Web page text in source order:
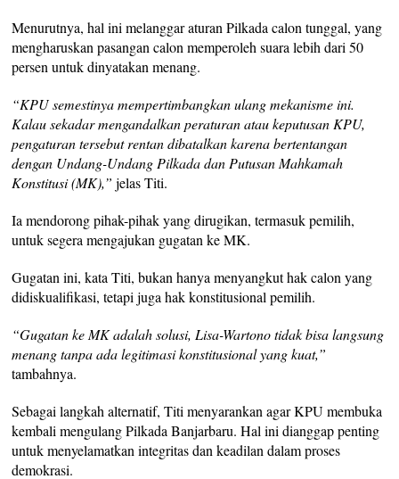
Menurutnya, hal ini melanggar aturan Pilkada calon tunggal, yang
mengharuskan pasangan calon memperoleh suara lebih dari 50
persen untuk dinyatakan menang.
“KPU semestinya mempertimbangkan ulang mekanisme ini.
Kalau sekadar mengandalkan peraturan atau keputusan KPU,
pengaturan tersebut rentan dibatalkan karena bertentangan
dengan Undang-Undang Pilkada dan Putusan Mahkamah
Konstitusi (MK),” jelas Titi.
Ia mendorong pihak-pihak yang dirugikan, termasuk pemilih,
untuk segera mengajukan gugatan ke MK.
Gugatan ini, kata Titi, bukan hanya menyangkut hak calon yang
didiskualifikasi, tetapi juga hak konstitusional pemilih.
“Gugatan ke MK adalah solusi, Lisa-Wartono tidak bisa langsung
menang tanpa ada legitimasi konstitusional yang kuat,”
tambahnya.
Sebagai langkah alternatif, Titi menyarankan agar KPU membuka
kembali mengulang Pilkada Banjarbaru. Hal ini dianggap penting
untuk menyelamatkan integritas dan keadilan dalam proses
demokrasi.